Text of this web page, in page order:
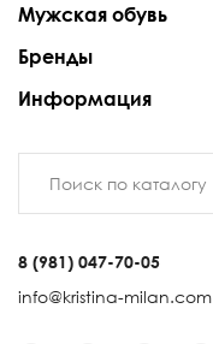
Мужская обувь
Бренды
Информация
8 (981) 047-70-05
info@kristina-milan.com